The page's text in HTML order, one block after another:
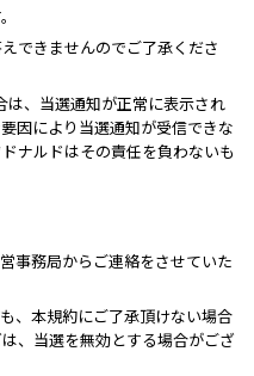
できませんのでご了承くださ
は、当選通知が正常に表示され
因により当選通知が受信できな
ナルドはその責任を負わないも
事務局からご連絡をさせていた
、本規約にご了承頂けない場合
、当選を無効とする場合がござ